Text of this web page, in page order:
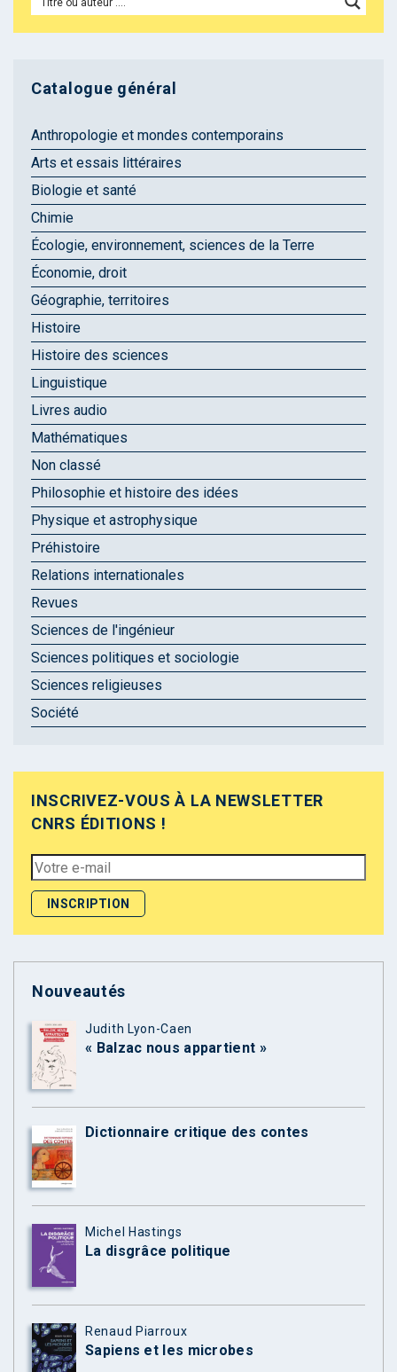
Catalogue général
Anthropologie et mondes contemporains
Arts et essais littéraires
Biologie et santé
Chimie
Écologie, environnement, sciences de la Terre
Économie, droit
Géographie, territoires
Histoire
Histoire des sciences
Linguistique
Livres audio
Mathématiques
Non classé
Philosophie et histoire des idées
Physique et astrophysique
Préhistoire
Relations internationales
Revues
Sciences de l'ingénieur
Sciences politiques et sociologie
Sciences religieuses
Société
INSCRIVEZ-VOUS À LA NEWSLETTER
CNRS ÉDITIONS !
Nouveautés
Judith Lyon-Caen
« Balzac nous appartient »
Dictionnaire critique des contes
Michel Hastings
La disgrâce politique
Renaud Piarroux
Sapiens et les microbes